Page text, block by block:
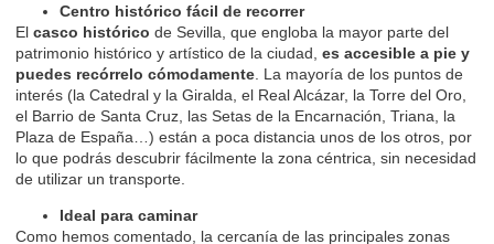
Centro histórico fácil de recorrer
El casco histórico de Sevilla, que engloba la mayor parte del
patrimonio histórico y artístico de la ciudad, es accesible a pie y
puedes recórrelo cómodamente . La mayoría de los puntos de
interés (la Catedral y la Giralda, el Real Alcázar, la Torre del Oro,
el Barrio de Santa Cruz, las Setas de la Encarnación, Triana, la
Plaza de España…) están a poca distancia unos de los otros, por
lo que podrás descubrir fácilmente la zona céntrica, sin necesidad
de utilizar un transporte.
Ideal para caminar
Como hemos comentado, la cercanía de las principales zonas